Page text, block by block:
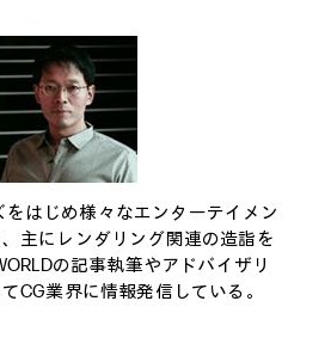
をはじめ様々なエンターテイメン
主にレンダリング関連の造詣を
の記事執筆やアドバイザリ
CG業界に情報発信している。